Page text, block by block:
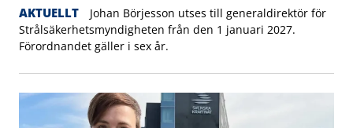
AKTUELLT
Johan Börjesson utses till generaldirektör för
Strålsäkerhetsmyndigheten från den 1 januari 2027.
Förordnandet gäller i sex år.